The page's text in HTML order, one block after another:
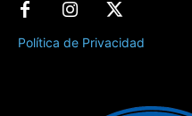
Política de Privacidad